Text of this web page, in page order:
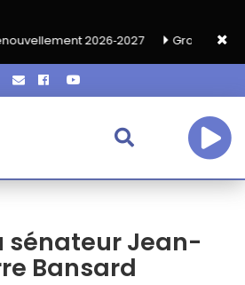
2026‑2027 Grand café de rentrée
sénateur Jean-
Bansard